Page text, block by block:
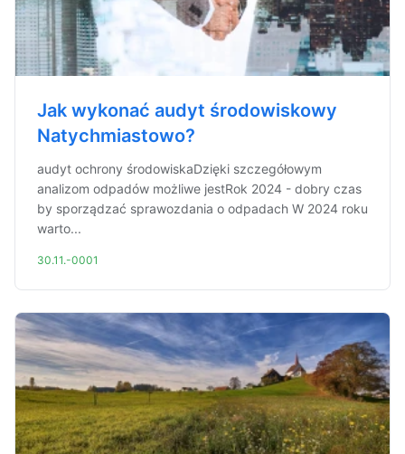
Jak wykonać audyt środowiskowy
Natychmiastowo?
audyt ochrony środowiskaDzięki szczegółowym
analizom odpadów możliwe jestRok 2024 - dobry czas
by sporządzać sprawozdania o odpadach W 2024 roku
warto...
30.11.-0001